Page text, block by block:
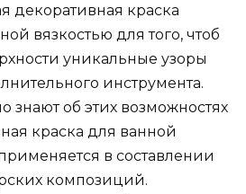
декоративная краска
вязкостью для того, чтоб
уникальные узоры
инструмента.
об этих возможностях
краска для ванной
в составлении
композиций.